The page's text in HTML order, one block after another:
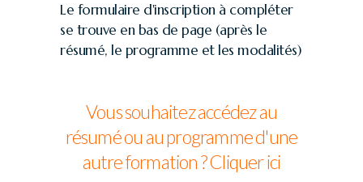
Le formulaire d'inscription à compléter
se trouve en bas de page (après le
résumé, le programme et les modalités)
Vous souhaitez accédez au
résumé ou au programme d'une
autre formation ? Cliquer ici